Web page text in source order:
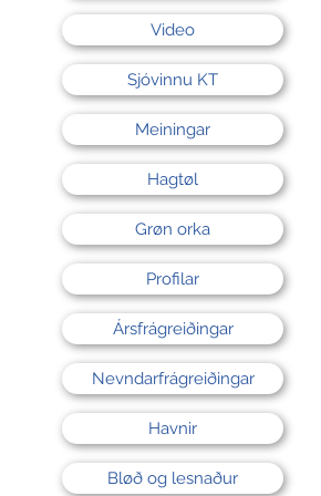
Video
Sjóvinnu KT
Meiningar
Hagtøl
Grøn orka
Profilar
Ársfrágreiðingar
Nevndarfrágreiðingar
Havnir
Bløð og lesnaður